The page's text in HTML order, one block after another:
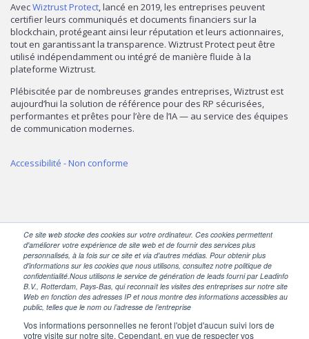
Ce site web stocke des cookies sur votre ordinateur. Ces cookies permettent
d'améliorer votre expérience de site web et de fournir des services plus
personnalisés, à la fois sur ce site et via d'autres médias. Pour obtenir plus
d'informations sur les cookies que nous utilisons, consultez notre politique de
confidentialité.Nous utilisons le service de génération de leads fourni par Leadinfo
B.V., Rotterdam, Pays-Bas, qui reconnaît les visites des entreprises sur notre site
Web en fonction des adresses IP et nous montre des informations accessibles au
public, telles que le nom ou l’adresse de l’entreprise
Vos informations personnelles ne feront l'objet d'aucun suivi lors de
votre visite sur notre site. Cependant, en vue de respecter vos
AvecWiztrust Protect, lancé en 2019, les entreprises peuvent
certifier leurs communiqués et documents financiers sur la
blockchain, protégeant ainsi leur réputation et leurs actionnaires,
tout en garantissant la transparence. Wiztrust Protect peut être
utilisé indépendamment ou intégré de manière fluide à la
plateforme Wiztrust.
Plébiscitée par de nombreuses grandes entreprises, Wiztrust est
aujourd’hui la solution de référence pour des RP sécurisées,
performantes et prêtes pour l’ère de l’IA — au service des équipes
de communication modernes.
Accessibilité - Non conforme
SUIVEZ-NOUS